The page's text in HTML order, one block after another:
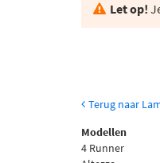
Let op!
Terug naar
Modellen
4 Runner